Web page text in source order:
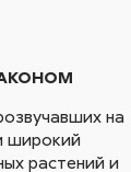
на
широкий
растений и